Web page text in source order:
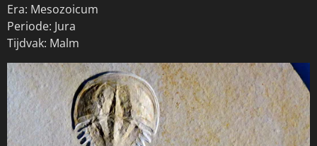
Era: Mesozoicum
Periode: Jura
Tijdvak: Malm